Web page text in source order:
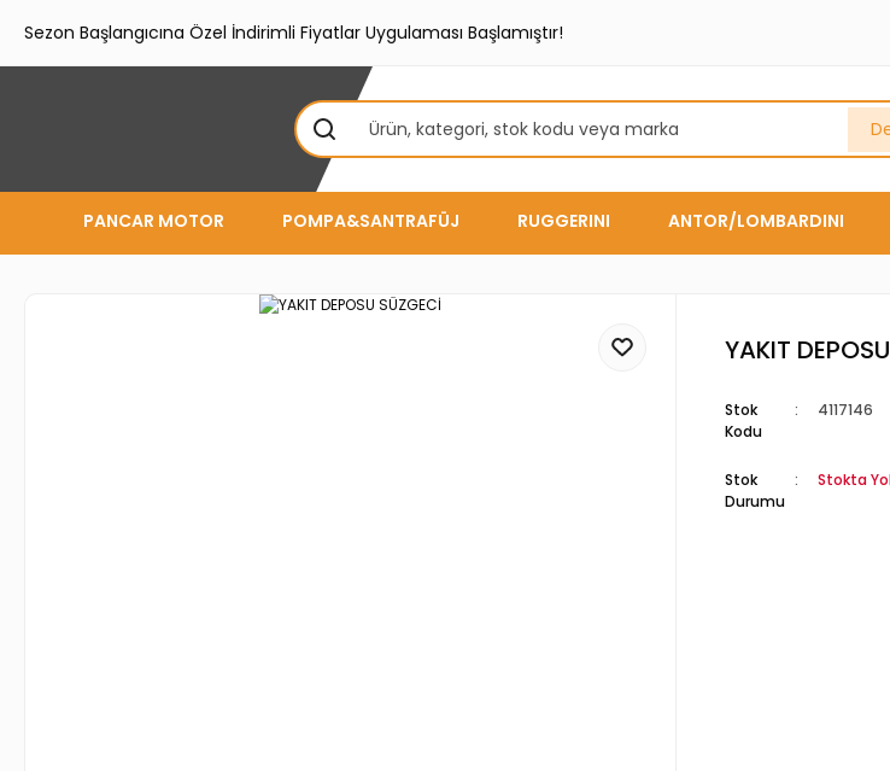
Sezon Başlangıcına Özel İndirimli Fiyatlar Uygulaması Başlamıştır!
PANCAR MOTOR POMPA&SANTRAFÜJ RUGGERINI ANTOR/LOMBARDINI
YAKIT
Stok
Kodu
4117146
Stok
Durumu
Stokta